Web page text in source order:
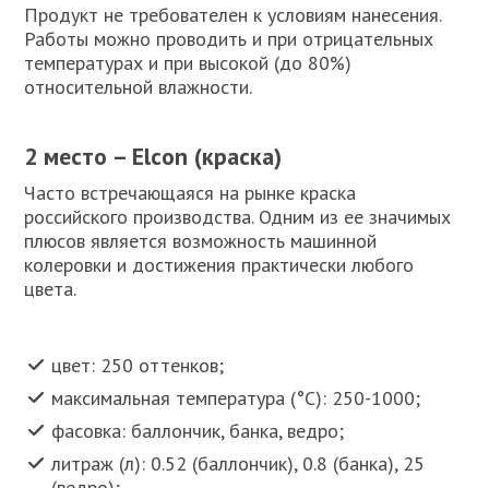
Продукт не требователен к условиям нанесения.
Работы можно проводить и при отрицательных
температурах и при высокой (до 80%)
относительной влажности.
2 место – Elcon (краска)
Часто встречающаяся на рынке краска
российского производства. Одним из ее значимых
плюсов является возможность машинной
колеровки и достижения практически любого
цвета.
цвет: 250 оттенков;
максимальная температура (°C): 250-1000;
фасовка: баллончик, банка, ведро;
литраж (л): 0.52 (баллончик), 0.8 (банка), 25